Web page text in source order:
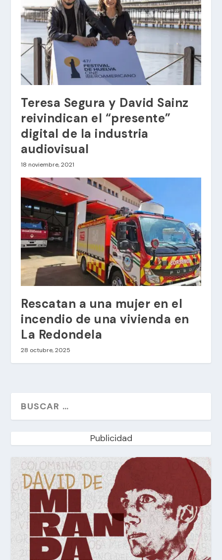
Teresa Segura y David Sainz
reivindican el “presente”
digital de la industria
audiovisual
18 noviembre, 2021
Rescatan a una mujer en el
incendio de una vivienda en
La Redondela
28 octubre, 2025
Publicidad